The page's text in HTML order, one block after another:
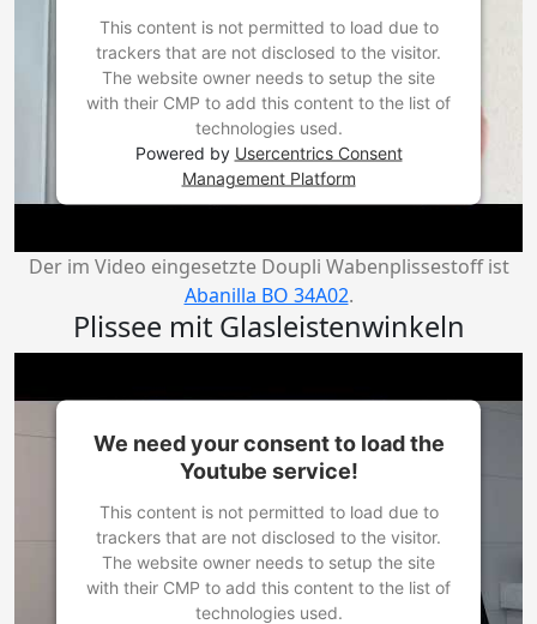
This content is not permitted to load due to
trackers that are not disclosed to the visitor.
The website owner needs to setup the site
with their CMP to add this content to the list of
technologies used.
Powered by Usercentrics Consent
Management Platform
Der im Video eingesetzte Doupli Wabenplissestoff ist
Abanilla BO 34A02.
Plissee mit Glasleistenwinkeln
We need your consent to load the
Youtube service!
This content is not permitted to load due to
trackers that are not disclosed to the visitor.
The website owner needs to setup the site
with their CMP to add this content to the list of
technologies used.